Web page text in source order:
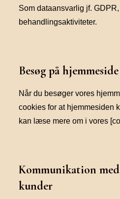
Som dataansvarlig jf.
behandlingsaktiviteter.
Besøg på hjemmeside
Når du besøger vores
cookies for at hjemmesiden
kan læse mere om i vores
Kommunikation
kunder